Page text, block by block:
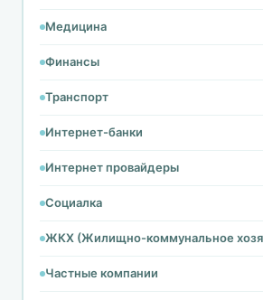
Медицина
Финансы
Транспорт
Интернет-банки
Интернет провайдеры
Социалка
ЖКХ (Жилищно-коммунальное
Частные компании